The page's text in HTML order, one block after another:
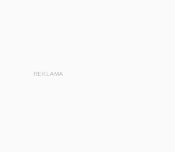
REKLAMA